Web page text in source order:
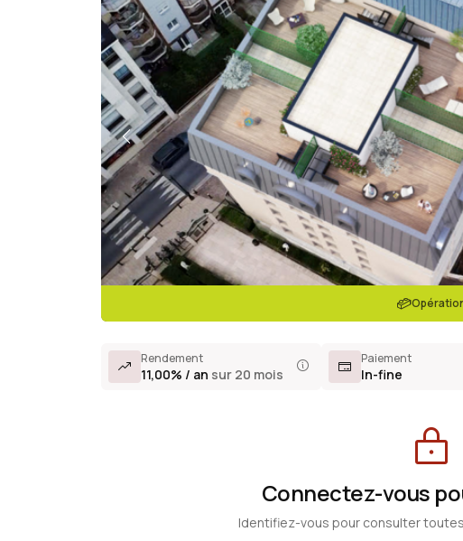
Rendement
11,00% / an sur 20 mois
Paiement
In-fine
Connectez-vous
Identifiez-vous pour consulter